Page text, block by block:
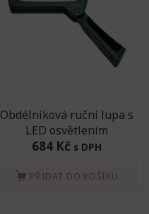
Obdélníková ruční lupa s
LED osvětlením
684 Kč s DPH
PŘIDAT DO KOŠÍKU